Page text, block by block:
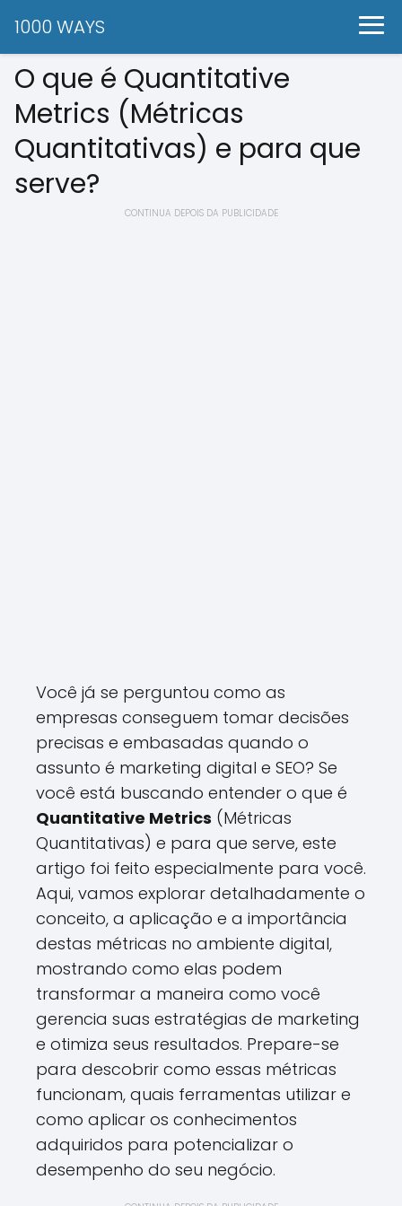
1000 WAYS
O que é Quantitative
Metrics (Métricas
Quantitativas) e para que
serve?
CONTINUA DEPOIS DA PUBLICIDADE
Você já se perguntou como as
empresas conseguem tomar decisões
precisas e embasadas quando o
assunto é marketing digital e SEO? Se
você está buscando entender o que é
Quantitative Metrics (Métricas
Quantitativas) e para que serve, este
artigo foi feito especialmente para você.
Aqui, vamos explorar detalhadamente o
conceito, a aplicação e a importância
destas métricas no ambiente digital,
mostrando como elas podem
transformar a maneira como você
gerencia suas estratégias de marketing
e otimiza seus resultados. Prepare-se
para descobrir como essas métricas
funcionam, quais ferramentas utilizar e
como aplicar os conhecimentos
adquiridos para potencializar o
desempenho do seu negócio.